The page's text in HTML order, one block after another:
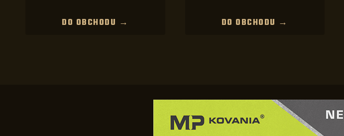
DO OBCHODU → DO OBCHODU →